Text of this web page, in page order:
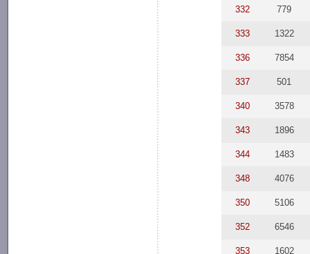
332 779
333 1322
336 7854
337 501
340 3578
343 1896
344 1483
348 4076
350 5106
352 6546
353 1602